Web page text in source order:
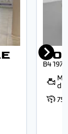
B4 197